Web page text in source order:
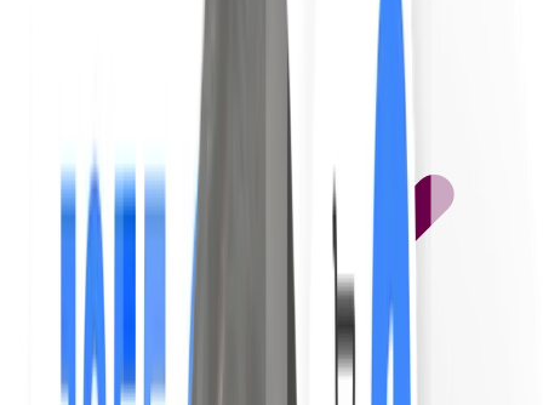
Traduzione automatica in 10 lingue